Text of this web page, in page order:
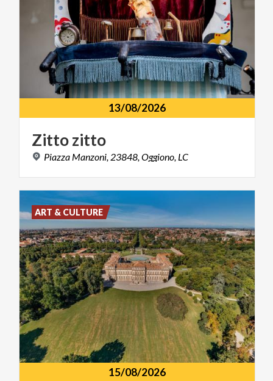
13/08/2026
Zittozitto
Piazza Manzoni, 23848,Oggiono, LC
15/08/2026
ART & CULTURE